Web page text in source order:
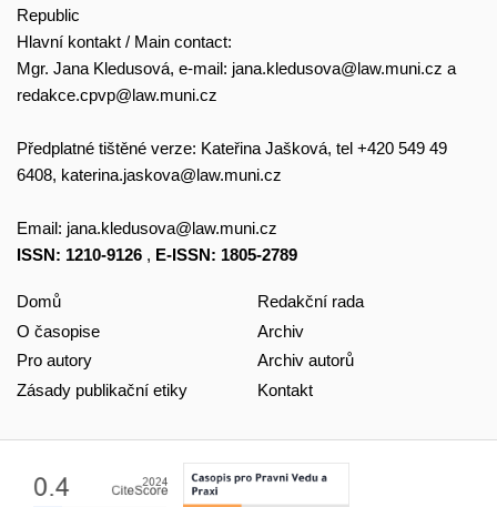
Republic
Hlavní kontakt / Main contact:
Mgr. Jana Kledusová, e-mail: jana.kledusova@law.muni.cz a
redakce.cpvp@law.muni.cz
Předplatné tištěné verze: Kateřina Jašková, tel +420 549 49
6408, katerina.jaskova@law.muni.cz
Email: jana.kledusova@law.muni.cz
ISSN: 1210-9126 , E-ISSN: 1805-2789
Domů
O časopise
Pro autory
Zásady publikační etiky
Redakční rada
Archiv
Archiv autorů
Kontakt